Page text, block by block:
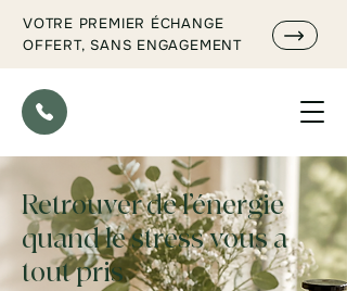
VOTRE PREMIER ÉCHANGE
OFFERT, SANS ENGAGEMENT
Retrouver de l’énergie
quand le stress vous a
tout pris